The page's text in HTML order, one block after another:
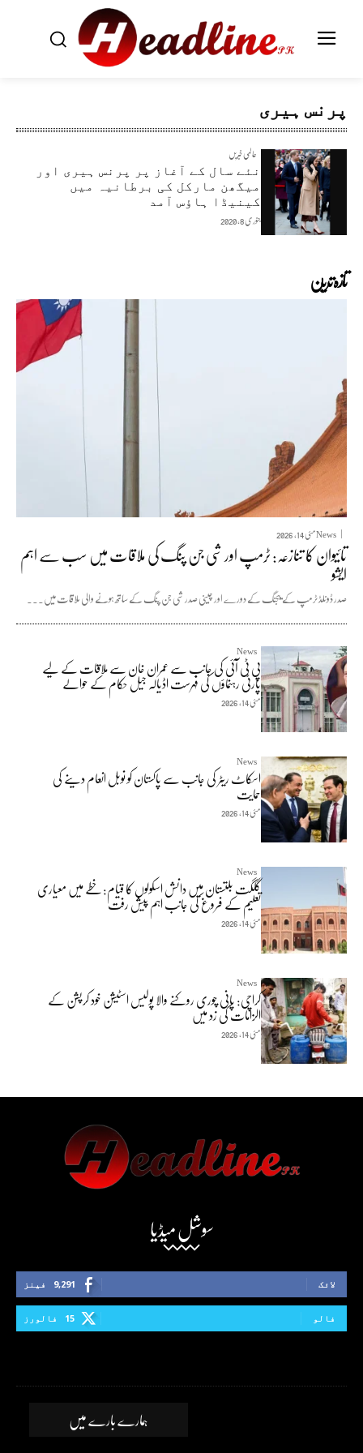
پرنس ہیری
عالمی خبریں
نئے سال کے آغاز پر پرنس ہیری اور
میگھن مارکل کی برطانیہ میں
کینیڈا ہاؤس آمد
جنوری 8, 2020
تازہ ترین
Newsمئی 14, 2026
تائیوان کا تنازعہ: ٹرمپ اور شی جن پنگ کی ملاقات میں سب سے اہم
ایشو
صدر ڈونلڈ ٹرمپ کے بیجنگ کے دورے اور چینی صدر شی جن پنگ کے ساتھ ہونے والی ملاقات میں...
News
پی ٹی آئی کی جانب سے عمران خان سے ملاقات کے لیے
پارٹی رہنماؤں کی فہرست اڈیالہ جیل حکام کے حوالے
مئی 14, 2026
News
اسکاٹ ریٹر کی جانب سے پاکستان کو نوبل انعام دینے کی
حمایت
مئی 14, 2026
News
گلگت بلتستان میں دانش اسکولوں کا قیام: خطے میں معیاری
تعلیم کے فروغ کی جانب اہم پیش رفت
مئی 14, 2026
News
کراچی: پانی چوری روکنے والا پولیس اسٹیشن خود کرپشن کے
الزامات کی زد میں
مئی 14, 2026
سوشل میڈیا
9,291 فینز لائک
15 فالورز فالو
ہمارے بارے میں